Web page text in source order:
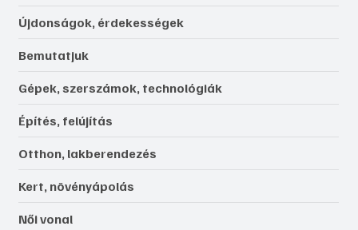
Újdonságok, érdekességek
Bemutatjuk
Gépek, szerszámok, technológiák
Építés, felújítás
Otthon, lakberendezés
Kert, növényápolás
Női vonal